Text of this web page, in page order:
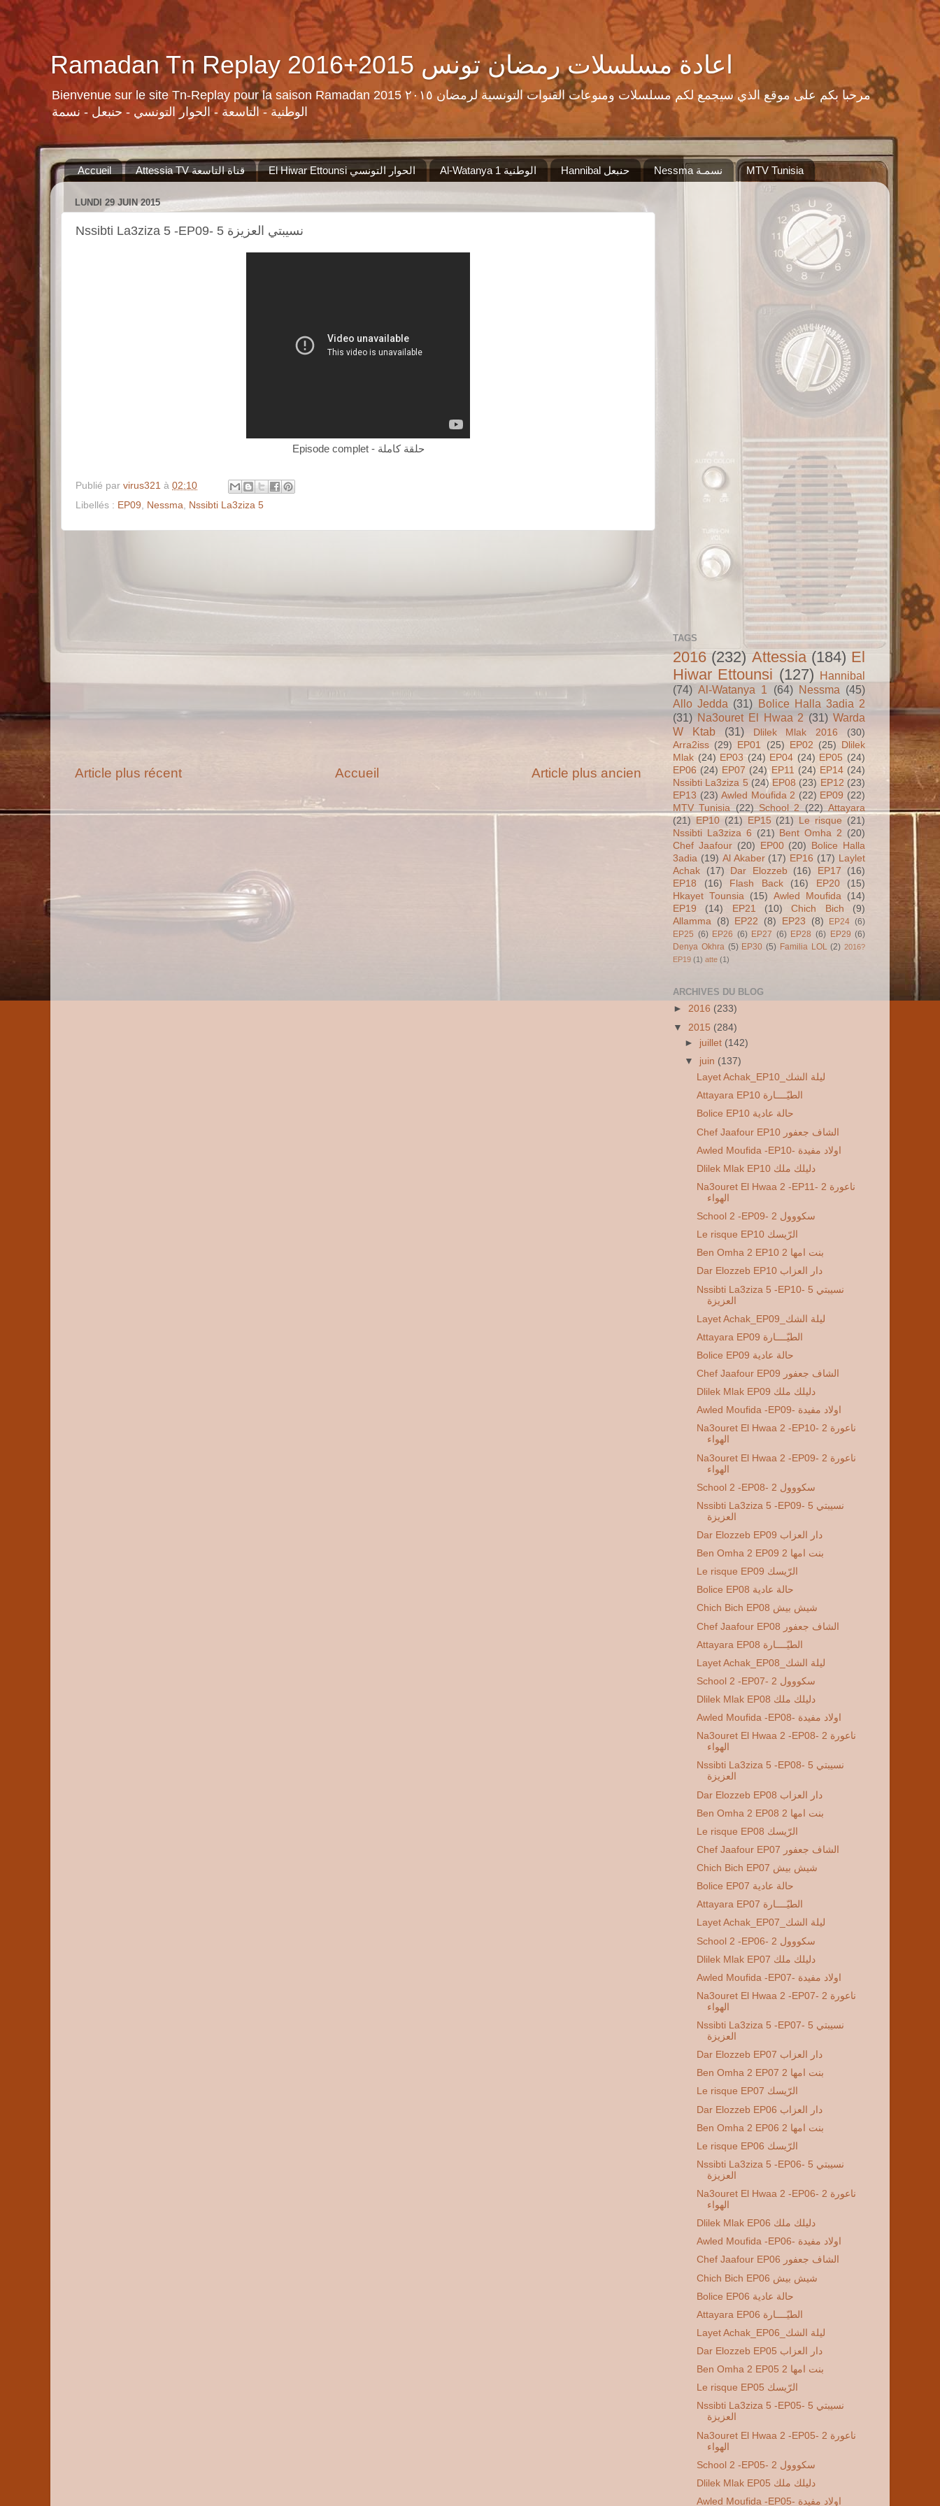
Ramadan Tn Replay 2016+2015 اعادة مسلسلات رمضان تونس
Bienvenue sur le site Tn-Replay pour la saison Ramadan 2015 مرحبا بكم على موقع الذي سيجمع لكم مسلسلات ومنوعات القنوات التونسية لرمضان ٢٠١٥
الوطنية - التاسعة - الحوار التونسي - حنبعل - نسمة
Accueil Attessia TV قناة التاسعة El Hiwar Ettounsi الحوار التونسي Al-Watanya 1 الوطنية Hannibal حنبعل‬ MTV Tunisia
LUNDI 29 JUIN 2015
Nssibti La3ziza 5 -EP09- 5 نسيبتي العزيزة
Episode complet - حلقة كاملة
Publié par virus321 à 02:10
Libellés : EP09 Nessma Nssibti La3ziza 5
Article plus récent Article plus ancien
Accueil
TAGS
2016 (232) Attessia (184) El
Hiwar Ettounsi (127) Hannibal
(74) Al-Watanya 1 (64) Nessma (45)
Allo Jedda (31) Bolice Halla 3adia 2
(31) Na3ouret El Hwaa 2 (31) Warda
W Ktab
(31) Dlilek Mlak 2016
(30)
Arra2iss (29) EP01 (25) EP02 (25) Dlilek
Mlak (24) EP03 (24) EP04 (24) EP05 (24)
EP06 (24) EP07 (24) EP11 (24) EP14 (24)
Nssibti La3ziza 5 (24) EP08 (23) EP12 (23)
EP13 (23) Awled Moufida 2 (22) EP09 (22)
MTV Tunisia (22) School 2 (22) Attayara
(21) EP10 (21) EP15 (21) Le risque (21)
Nssibti La3ziza 6 (21) Bent Omha 2 (20)
Chef Jaafour (20) EP00 (20) Bolice Halla
3adia (19) Al Akaber (17) EP16 (17) Laylet
Achak
(17) Dar Elozzeb (16) EP17
(16)
EP18
(16) Flash Back (16) EP20
(15)
Hkayet Tounsia
(15) Awled Moufida
(14)
EP19
(14) EP21 (10) Chich Bich
(9)
Allamma
(8) EP22 (8) EP23 (8) EP24 (6)
EP25 (6) EP26 (6) EP27 (6) EP28 (6) EP29 (6)
Denya Okhra (5) EP30 (5) Familia LOL (2) 2016?
EP19 (1) atte (1)
ARCHIVES DU BLOG
► 2016 (233)
▼ 2015 (284)
► juillet (142)
▼ juin (137)
Layet Achak_EP10_ليلة الشك
Attayara EP10 الطيّــــارة
Bolice EP10 حالة عادية
Chef Jaafour EP10 الشاف جعفور
Awled Moufida -EP10- اولاد مفيدة
Dlilek Mlak EP10 دليلك ملك
Na3ouret El Hwaa 2 -EP11- 2 ناعورة
الهواء
School 2 -EP09- 2 سكووول
Le risque EP10 الرّيسك
Ben Omha 2 EP10 2 بنت امها
Dar Elozzeb EP10 دار العزاب
Nssibti La3ziza 5 -EP10- 5 نسيبتي
العزيزة
Layet Achak_EP09_ليلة الشك
Attayara EP09 الطيّــــارة
Bolice EP09 حالة عادية
Chef Jaafour EP09 الشاف جعفور
Dlilek Mlak EP09 دليلك ملك
Awled Moufida -EP09- اولاد مفيدة
Na3ouret El Hwaa 2 -EP10- 2 ناعورة
الهواء
Na3ouret El Hwaa 2 -EP09- 2 ناعورة
الهواء
School 2 -EP08- 2 سكووول
Nssibti La3ziza 5 -EP09- 5 نسيبتي
العزيزة
Dar Elozzeb EP09 دار العزاب
Ben Omha 2 EP09 2 بنت امها
Le risque EP09 الرّيسك
Bolice EP08 حالة عادية
Chich Bich EP08 شيش بيش
Chef Jaafour EP08 الشاف جعفور
Attayara EP08 الطيّــــارة
Layet Achak_EP08_ليلة الشك
School 2 -EP07- 2 سكووول
Dlilek Mlak EP08 دليلك ملك
Awled Moufida -EP08- اولاد مفيدة
Na3ouret El Hwaa 2 -EP08- 2 ناعورة
الهواء
Nssibti La3ziza 5 -EP08- 5 نسيبتي
العزيزة
Dar Elozzeb EP08 دار العزاب
Ben Omha 2 EP08 2 بنت امها
Le risque EP08 الرّيسك
Chef Jaafour EP07 الشاف جعفور
Chich Bich EP07 شيش بيش
Bolice EP07 حالة عادية
Attayara EP07 الطيّــــارة
Layet Achak_EP07_ليلة الشك
School 2 -EP06- 2 سكووول
Dlilek Mlak EP07 دليلك ملك
Awled Moufida -EP07- اولاد مفيدة
Na3ouret El Hwaa 2 -EP07- 2 ناعورة
الهواء
Nssibti La3ziza 5 -EP07- 5 نسيبتي
العزيزة
Dar Elozzeb EP07 دار العزاب
Ben Omha 2 EP07 2 بنت امها
Le risque EP07 الرّيسك
Dar Elozzeb EP06 دار العزاب
Ben Omha 2 EP06 2 بنت امها
Le risque EP06 الرّيسك
Nssibti La3ziza 5 -EP06- 5 نسيبتي
العزيزة
Na3ouret El Hwaa 2 -EP06- 2 ناعورة
الهواء
Dlilek Mlak EP06 دليلك ملك
Awled Moufida -EP06- اولاد مفيدة
Chef Jaafour EP06 الشاف جعفور
Chich Bich EP06 شيش بيش
Bolice EP06 حالة عادية
Attayara EP06 الطيّــــارة
Layet Achak_EP06_ليلة الشك
Dar Elozzeb EP05 دار العزاب
Ben Omha 2 EP05 2 بنت امها
Le risque EP05 الرّيسك
Nssibti La3ziza 5 -EP05- 5 نسيبتي
العزيزة
Na3ouret El Hwaa 2 -EP05- 2 ناعورة
الهواء
School 2 -EP05- 2 سكووول
Dlilek Mlak EP05 دليلك ملك
Awled Moufida -EP05- اولاد مفيدة